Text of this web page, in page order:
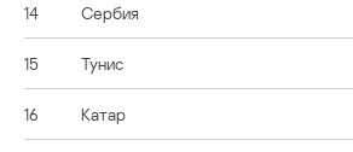
14 Сербия
15 Тунис
16 Катар